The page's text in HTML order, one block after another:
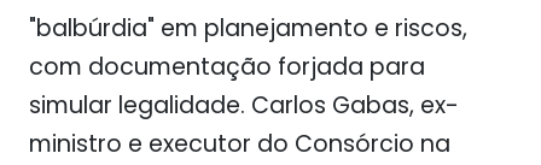
"balbúrdia" em planejamento e riscos,
com documentação forjada para
simular legalidade. Carlos Gabas, ex-
ministro e executor do Consórcio na